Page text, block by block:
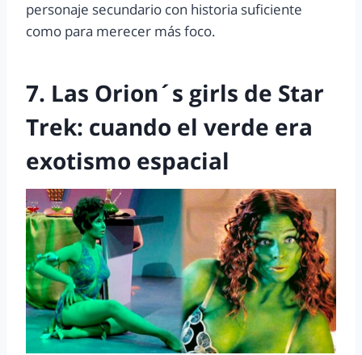
personaje secundario con historia suficiente
como para merecer más foco.
7. Las Orion´s girls de Star
Trek: cuando el verde era
exotismo espacial